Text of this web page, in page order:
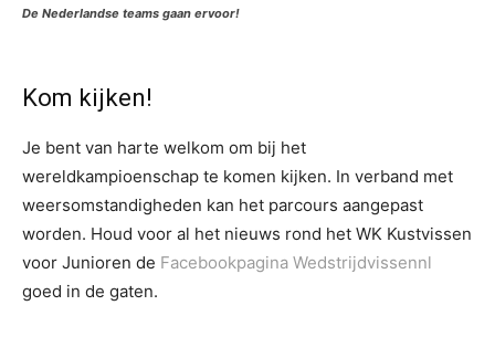
De Nederlandse teams gaan ervoor!
Kom kijken!
Je bent van harte welkom om bij het
wereldkampioenschap te komen kijken. In verband met
weersomstandigheden kan het parcours aangepast
worden. Houd voor al het nieuws rond het WK Kustvissen
voor Junioren de Facebookpagina Wedstrijdvissennl
goed in de gaten.